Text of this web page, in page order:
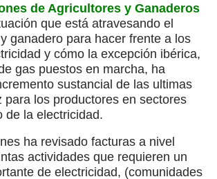
de Agricultores y Ganaderos
que está atravesando el
ganadero para hacer frente a los
y cómo la excepción ibérica,
gas puestos en marcha, ha
sustancial de las ultimas
para los productores en sectores
de la electricidad.
ha revisado facturas a nivel
actividades que requieren un
de electricidad, (comunidades